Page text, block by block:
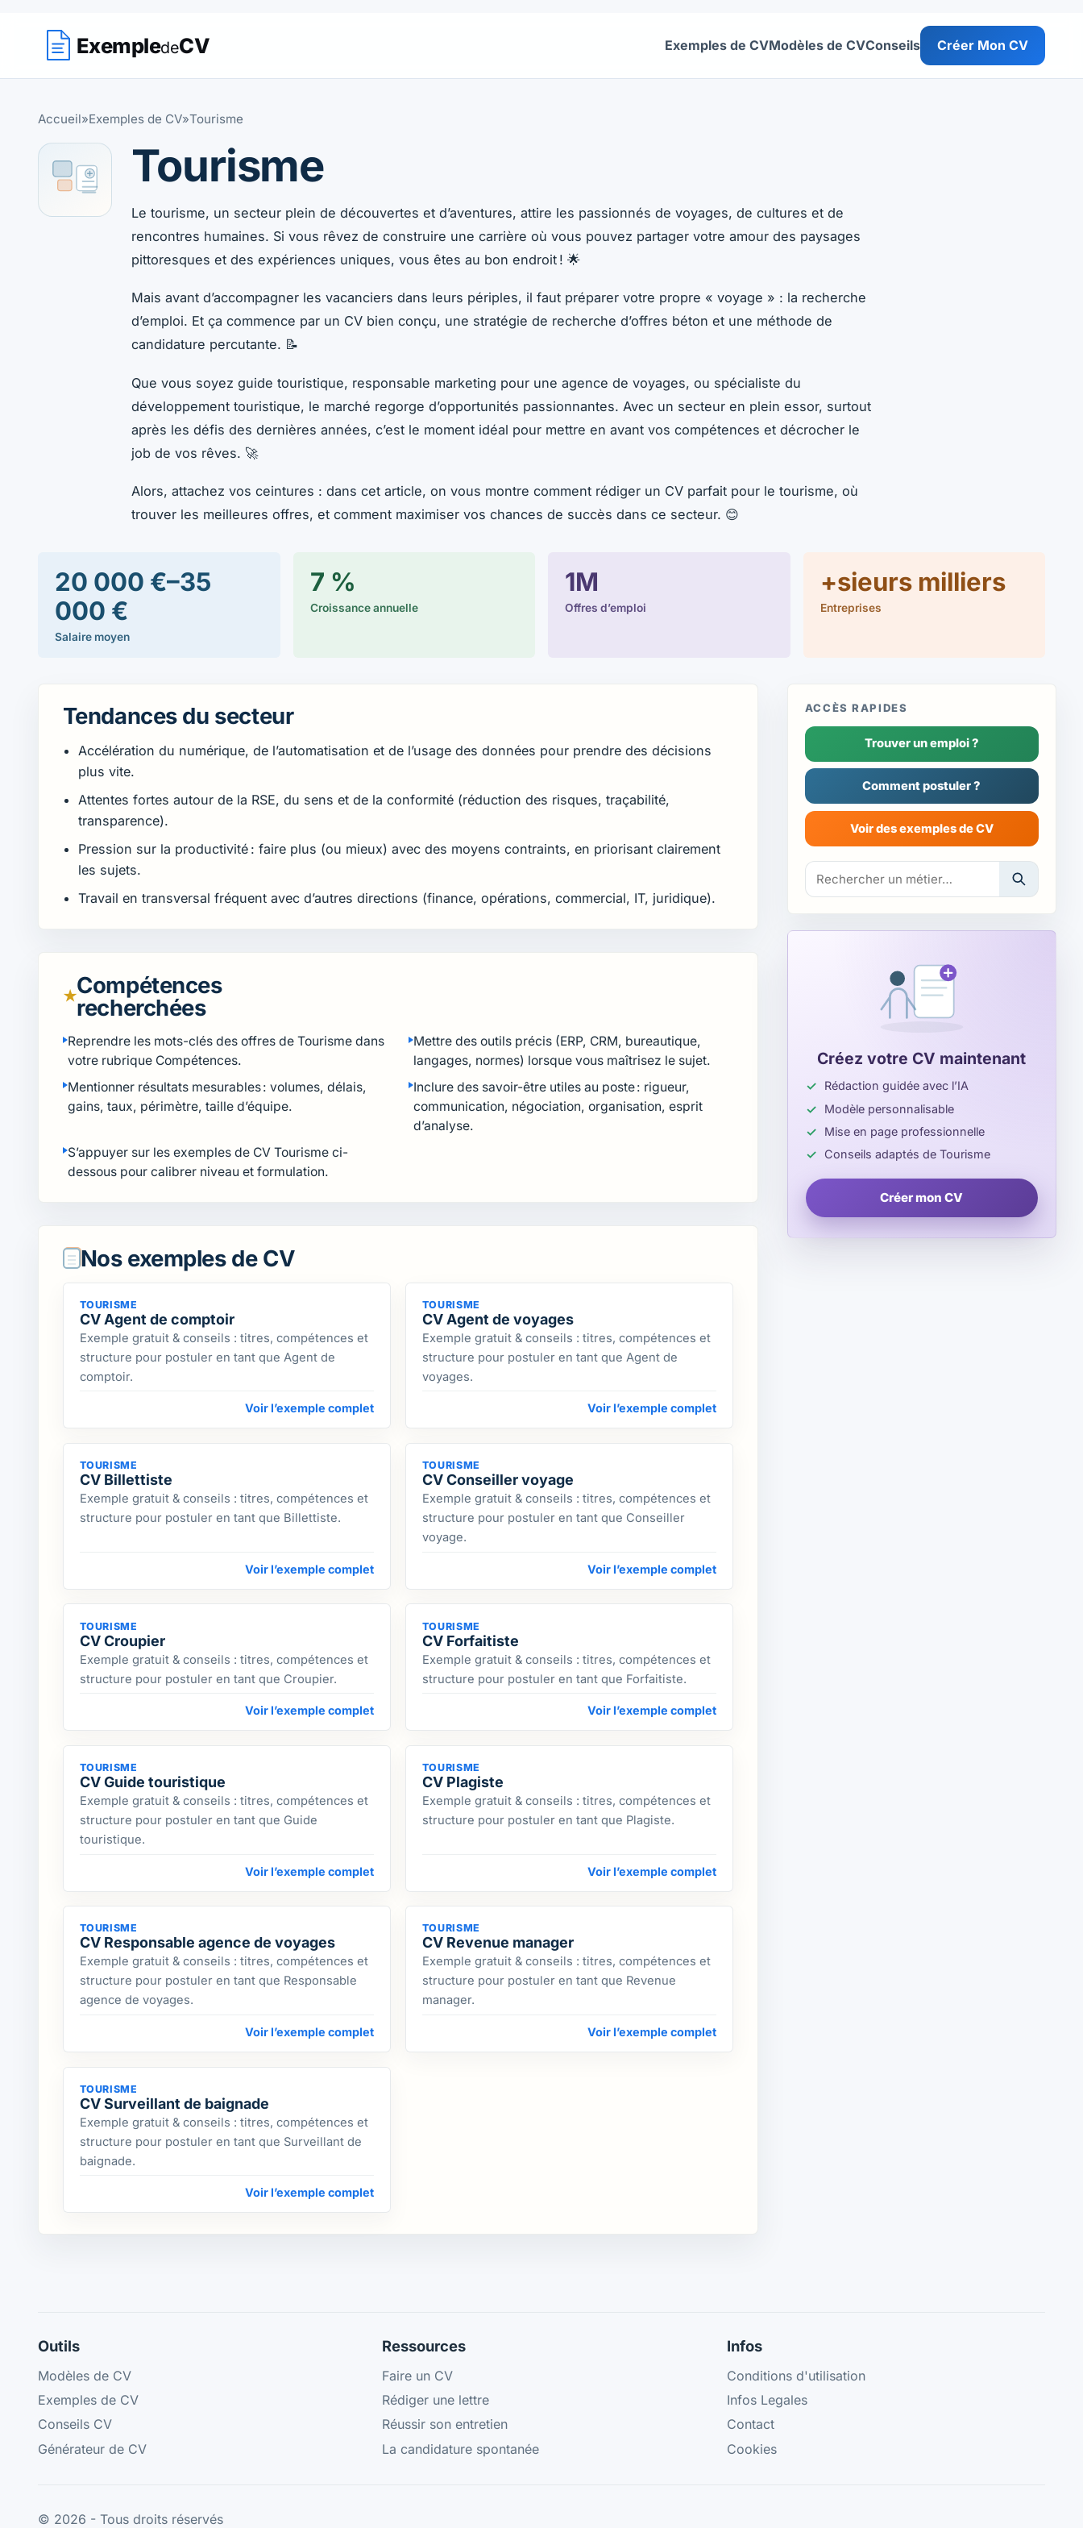
ExempledeCV Exemples de CVModèles de CVConseils Créer Mon CV
Accueil»Exemples de CV»Tourisme
Exemples de CV Tourisme — Retrouvez tous les exemples de CV du secteur Tourisme. Des centaines d'exemples à télécharger gratuitement.
Tourisme
Le tourisme, un secteur plein de découvertes et d’aventures, attire les passionnés de voyages, de cultures et de
rencontres humaines. Si vous rêvez de construire une carrière où vous pouvez partager votre amour des paysages
pittoresques et des expériences uniques, vous êtes au bon endroit ! 🌟
Mais avant d’accompagner les vacanciers dans leurs périples, il faut préparer votre propre « voyage » : la recherche
d’emploi. Et ça commence par un CV bien conçu, une stratégie de recherche d’offres béton et une méthode de
candidature percutante. 📝
Que vous soyez guide touristique, responsable marketing pour une agence de voyages, ou spécialiste du
développement touristique, le marché regorge d’opportunités passionnantes. Avec un secteur en plein essor, surtout
après les défis des dernières années, c’est le moment idéal pour mettre en avant vos compétences et décrocher le
job de vos rêves. 🚀
Alors, attachez vos ceintures : dans cet article, on vous montre comment rédiger un CV parfait pour le tourisme, où
trouver les meilleures offres, et comment maximiser vos chances de succès dans ce secteur. 😊
20 000 €–35
000 €
Salaire moyen
7 %
Croissance annuelle
1M
Offres d’emploi
+sieurs milliers
Entreprises
Tendances du secteur
Accélération du numérique, de l’automatisation et de l’usage des données pour prendre des décisions
plus vite.
Attentes fortes autour de la RSE, du sens et de la conformité (réduction des risques, traçabilité,
transparence).
Pression sur la productivité : faire plus (ou mieux) avec des moyens contraints, en priorisant clairement
les sujets.
Travail en transversal fréquent avec d’autres directions (finance, opérations, commercial, IT, juridique).
★Compétences
recherchées
Reprendre les mots-clés des offres de Tourisme dans
votre rubrique Compétences.
Mettre des outils précis (ERP, CRM, bureautique,
langages, normes) lorsque vous maîtrisez le sujet.
Mentionner résultats mesurables : volumes, délais,
gains, taux, périmètre, taille d’équipe.
Inclure des savoir-être utiles au poste : rigueur,
communication, négociation, organisation, esprit
d’analyse.
S’appuyer sur les exemples de CV Tourisme ci-
dessous pour calibrer niveau et formulation.
Nos exemples de CV
TOURISME
CV Agent de comptoir
Exemple gratuit & conseils : titres, compétences et
structure pour postuler en tant que Agent de
comptoir.
Voir l’exemple complet
TOURISME
CV Agent de voyages
Exemple gratuit & conseils : titres, compétences et
structure pour postuler en tant que Agent de
voyages.
Voir l’exemple complet
TOURISME
CV Billettiste
Exemple gratuit & conseils : titres, compétences et
structure pour postuler en tant que Billettiste.
Voir l’exemple complet
TOURISME
CV Conseiller voyage
Exemple gratuit & conseils : titres, compétences et
structure pour postuler en tant que Conseiller
voyage.
Voir l’exemple complet
TOURISME
CV Croupier
Exemple gratuit & conseils : titres, compétences et
structure pour postuler en tant que Croupier.
Voir l’exemple complet
TOURISME
CV Forfaitiste
Exemple gratuit & conseils : titres, compétences et
structure pour postuler en tant que Forfaitiste.
Voir l’exemple complet
TOURISME
CV Guide touristique
Exemple gratuit & conseils : titres, compétences et
structure pour postuler en tant que Guide
touristique.
Voir l’exemple complet
TOURISME
CV Plagiste
Exemple gratuit & conseils : titres, compétences et
structure pour postuler en tant que Plagiste.
Voir l’exemple complet
TOURISME
CV Responsable agence de voyages
Exemple gratuit & conseils : titres, compétences et
structure pour postuler en tant que Responsable
agence de voyages.
Voir l’exemple complet
TOURISME
CV Revenue manager
Exemple gratuit & conseils : titres, compétences et
structure pour postuler en tant que Revenue
manager.
Voir l’exemple complet
TOURISME
CV Surveillant de baignade
Exemple gratuit & conseils : titres, compétences et
structure pour postuler en tant que Surveillant de
baignade.
Voir l’exemple complet
ACCÈS RAPIDES
Trouver un emploi ?
Comment postuler ?
Voir des exemples de CV
Rechercher un exemple de CV ou un métier
Créez votre CV maintenant
Rédaction guidée avec l’IA
Modèle personnalisable
Mise en page professionnelle
Conseils adaptés de Tourisme
Créer mon CV
Outils
Modèles de CV
Exemples de CV
Conseils CV
Générateur de CV
Ressources
Faire un CV
Rédiger une lettre
Réussir son entretien
La candidature spontanée
Infos
Conditions d'utilisation
Infos Legales
Contact
Cookies
© 2026 - Tous droits réservés